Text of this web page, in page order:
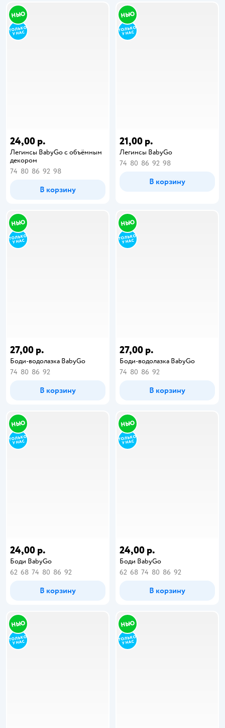
24,00 р.
Легинсы BabyGо с объёмным
декором
74 80 86 92 98
В корзину
21,00 р.
Легинсы BabyGo
74 80 86 92 98
В корзину
27,00 р.
Боди-водолазка BabyGo
74 80 86 92
В корзину
27,00 р.
Боди-водолазка BabyGo
74 80 86 92
В корзину
24,00 р.
Боди BabyGo
62 68 74 80 86 92
В корзину
24,00 р.
Боди BabyGo
62 68 74 80 86 92
В корзину